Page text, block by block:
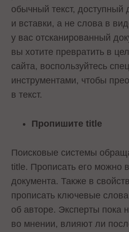
обычный текст, доступный
и вставки, а не слова в
у вас отсканированный
вы хотите превратить в
сайта, воспользуйтесь
инструментами, чтобы
в текст.
Пропишите title
Поисковые системы
title. Прописать его можно
документа. Также в
прописать ключевые
об авторе. Эксперты пока
во мнении, влияют ли